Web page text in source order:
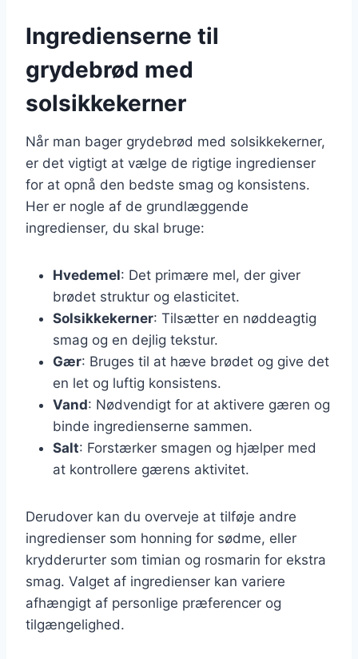
Ingredienserne til
grydebrød med
solsikkekerner
Når man bager grydebrød med solsikkekerner,
er det vigtigt at vælge de rigtige ingredienser
for at opnå den bedste smag og konsistens.
Her er nogle af de grundlæggende
ingredienser, du skal bruge:
Hvedemel: Det primære mel, der giver
brødet struktur og elasticitet.
Solsikkekerner: Tilsætter en nøddeagtig
smag og en dejlig tekstur.
Gær: Bruges til at hæve brødet og give det
en let og luftig konsistens.
Vand: Nødvendigt for at aktivere gæren og
binde ingredienserne sammen.
Salt: Forstærker smagen og hjælper med
at kontrollere gærens aktivitet.
Derudover kan du overveje at tilføje andre
ingredienser som honning for sødme, eller
krydderurter som timian og rosmarin for ekstra
smag. Valget af ingredienser kan variere
afhængigt af personlige præferencer og
tilgængelighed.